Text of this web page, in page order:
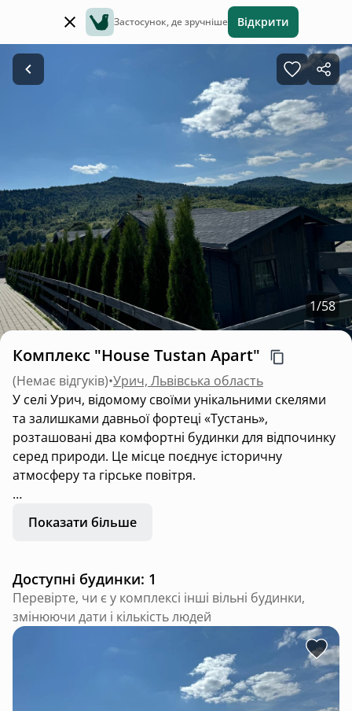
Застосунок, де зручніше Відкрити
1/58
Комплекс "House Tustan Apart"
(Немає відгуків)•Урич, Львівська область
У селі Урич, відомому своїми унікальними скелями
та залишками давньої фортеці «Тустань»,
розташовані два комфортні будинки для відпочинку
серед природи. Це місце поєднує історичну
атмосферу та гірське повітря.
Обидва будинки повністю облаштовані всім
необхідним для зручного проживання: у кожному є
технікою та посудом, санвузол, опалення, гаряча
вода та інтернет. Інтер’єр створений для
домашнього затишку та відпочинку без зайвих
турбот.
Територія навколо будинків дозволяє
насолоджуватися природою, тишею та краєвидами
Карпат. Це чудовий варіант як для сімейного
Показати більше
Доступні будинки: 1
Перевірте, чи є у комплексі інші вільні будинки,
змінюючи дати і кількість людей